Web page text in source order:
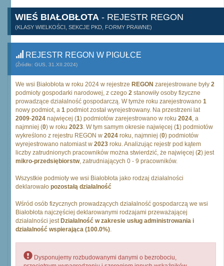
WIEŚ BIAŁOBŁOTA - REJESTR REGON
(KLASY WIELKOŚCI, SEKCJE PKD, FORMY PRAWNE)
REJESTR REGON W PIGUŁCE
(Źródło: GUS, 31.XII.2024)
We wsi Białobłota w roku 2024 w rejestrze REGON zarejestrowane były 2
podmioty gospodarki narodowej, z czego 2 stanowiły osoby fizyczne
prowadzące działalność gospodarczą. W tymże roku zarejestrowano 1
nowy podmiot, a 1 podmiot został wyrejestrowany. Na przestrzeni lat
2009-2024 najwięcej (1) podmiotów zarejestrowano w roku 2024, a
najmniej (0) w roku 2023. W tym samym okresie najwięcej (1) podmiotów
wykreślono z rejestru REGON w 2024 roku, najmniej (0) podmiotów
wyrejestrowano natomiast w 2023 roku. Analizując rejestr pod kątem
liczby zatrudnionych pracowników można stwierdzić, że najwięcej (2) jest
mikro-przedsiębiorstw, zatrudniających 0 - 9 pracowników.
Wszystkie podmioty we wsi Białobłota jako rodzaj działalności
deklarowało pozostałą działalność
Wśród osób fizycznych prowadzących działalność gospodarczą we wsi
Białobłota najczęściej deklarowanymi rodzajami przeważającej
działalności jest Działalność w zakresie usług administrowania i
działalność wspierająca (100.0%).
Dysponujemy rozbudowanymi danymi o bezrobociu,